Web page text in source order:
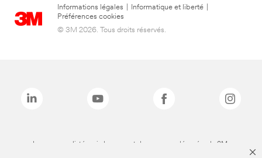
Informations légales Informatique et liberté
Préférences cookies
© 3M 2026. Tous droits réservés.
Les marques listées ci-dessus sont des marques déposées de 3M.